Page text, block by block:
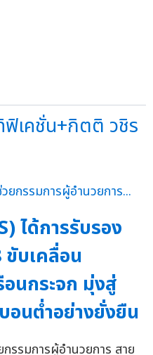
ฟิเคชั่น+กิตติ วชิร
ได้การรับรอง
บเคลื่อน
นกระจก มุ่งสู่
อนต่ำอย่างยั่งยืน
รรมการผู้อำนวยการ สาย